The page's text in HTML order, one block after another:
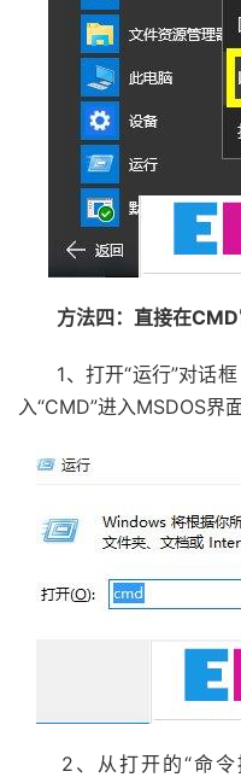
方法四：直接在CMD
1、打开“运行”对话框
入“CMD”进入MSDOS界面
2、从打开的“命令